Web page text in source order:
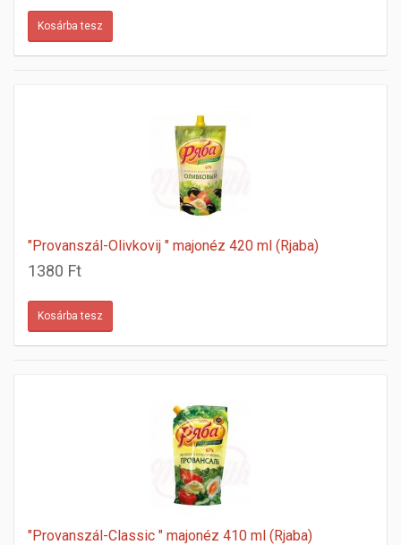
"Provanszál-Olivkovij " majonéz 420 ml (Rjaba)
1380 Ft
"Provanszál-Classic " majonéz 410 ml (Rjaba)